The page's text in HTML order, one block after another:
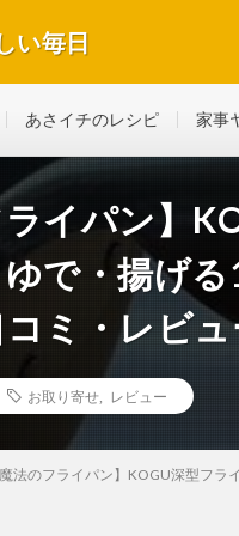
い毎日
あさイチのレシピ 家事
ライパン】
で・揚げ
ミ・レビ
お取り寄せ レビュー
魔法のフライパン】KOGU深型フ